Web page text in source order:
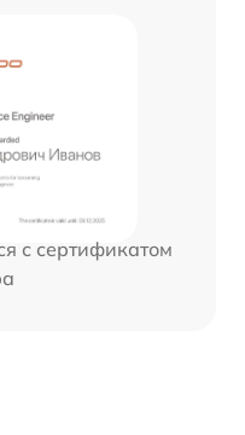
с сертификатом